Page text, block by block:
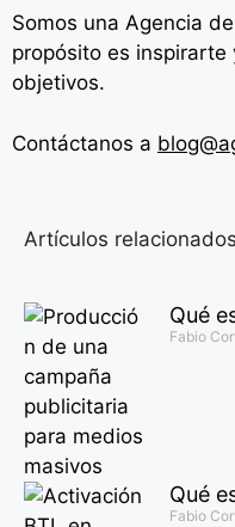
Somos una Agencia de
propósito es
objetivos.
Contáctanos a
Artículos relacionados
Qué
Fabio
Qué
Fabio